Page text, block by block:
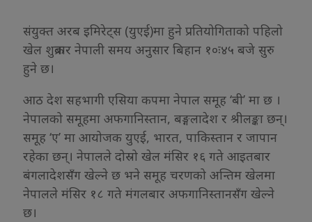
संयुक्त अरब इमिरेट्स (युएई)मा हुने प्रतियोगिताको पहिलो
खेल शुक्रबार नेपाली समय अनुसार बिहान १०ः४५ बजे सुरु
हुने छ।
आठ देश सहभागी एसिया कपमा नेपाल समूह ‘बी’ मा छ ।
नेपालको समूहमा अफगानिस्तान, बङ्गलादेश र श्रीलङ्का छन्।
समूह ‘ए’ मा आयोजक युएई, भारत, पाकिस्तान र जापान
रहेका छन्। नेपालले दोस्रो खेल मंसिर १६ गते आइतबार
बंगलादेशसँग खेल्ने छ भने समूह चरणको अन्तिम खेलमा
नेपालले मंसिर १८ गते मंगलबार अफगानिस्तानसँग खेल्ने
छ।